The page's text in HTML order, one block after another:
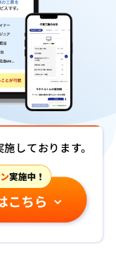
しております。